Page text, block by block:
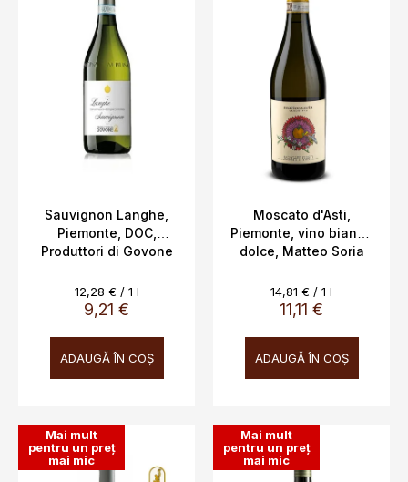
Sauvignon Langhe,
Piemonte, DOC,
Produttori di Govone
9,21 €
Evaluare
preţ:
12,28 € / 1 l
ADAUGĂ ÎN COŞ
Moscato d'Asti,
Piemonte, vino bianco
dolce, Matteo Soria
11,11 €
Evaluare
preţ:
14,81 € / 1 l
ADAUGĂ ÎN COŞ
Mai mult
pentru un preț
mai mic
Mai mult
pentru un preț
mai mic